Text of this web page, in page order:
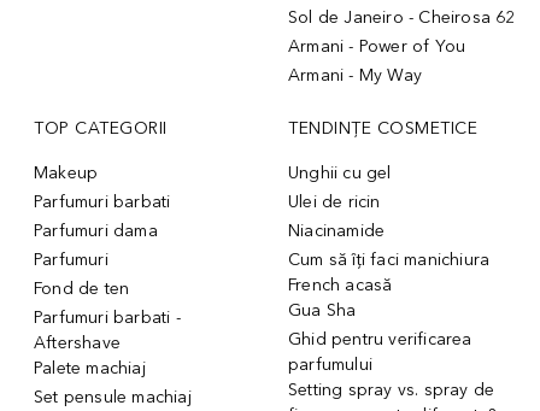
Sol de Janeiro - Cheirosa 62
Armani - Power of You
Armani - My Way
TOP CATEGORII
Makeup
Parfumuri barbati
Parfumuri dama
Parfumuri
Fond de ten
Parfumuri barbati -
Aftershave
Palete machiaj
Set pensule machiaj
TENDINȚE COSMETICE
Unghii cu gel
Ulei de ricin
Niacinamide
Cum să îți faci manichiura
French acasă
Gua Sha
Ghid pentru verificarea
parfumului
Setting spray vs. spray de